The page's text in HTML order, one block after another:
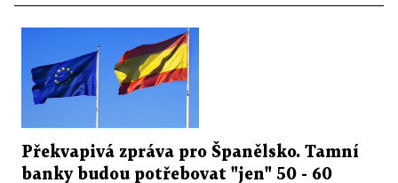
Překvapivá zpráva pro Španělsko. Tamní
banky budou potřebovat "jen" 50 - 60